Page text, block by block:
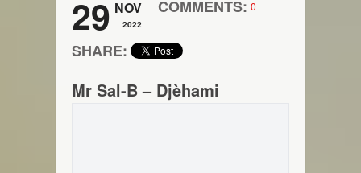
29 NOV
2022
COMMENTS: 0
SHARE:
Mr Sal-B – Djèhami